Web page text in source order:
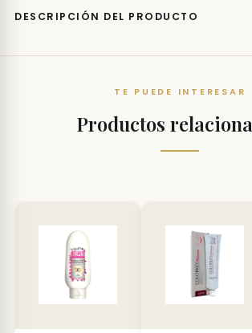
DESCRIPCIÓN DEL PRODUCTO
TE PUEDE INTERESAR
Productos